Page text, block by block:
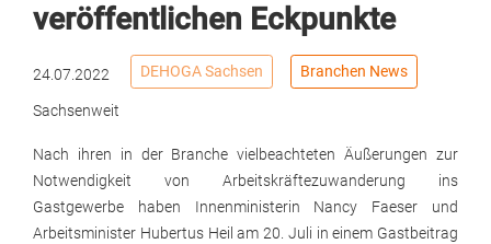
veröffentlichen Eckpunkte
24.07.2022 DEHOGA Sachsen Branchen News
Sachsenweit
Nach ihren in der Branche vielbeachteten Äußerungen zur
Notwendigkeit von Arbeitskräftezuwanderung ins
Gastgewerbe haben Innenministerin Nancy Faeser und
Arbeitsminister Hubertus Heil am 20. Juli in einem Gastbeitrag